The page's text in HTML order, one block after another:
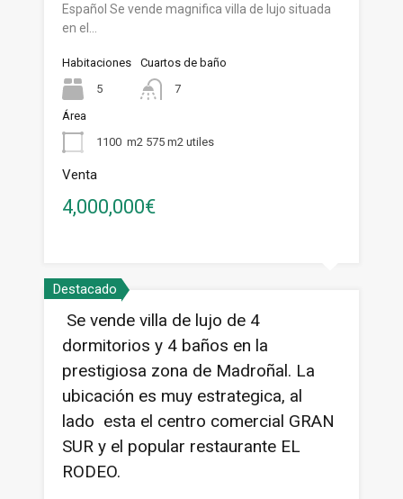
Español Se vende magnifica villa de lujo situada
en el…
Habitaciones
5
Cuartos de baño
7
Área
1100 m2 575 m2 utiles
Venta
4,000,000€
Destacado
Se vende villa de lujo de 4
dormitorios y 4 baños en la
prestigiosa zona de Madroñal. La
ubicación es muy estrategica, al
lado esta el centro comercial GRAN
SUR y el popular restaurante EL
RODEO.